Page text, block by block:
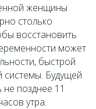
женщины
столько
восстановить
может
быстрой
Будущей
позднее 11
утра.